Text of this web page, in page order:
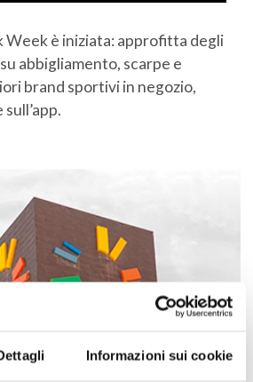
Informazioni sui cookie
Week è iniziata: approfitta degli
abbigliamento, scarpe e
brand sportivi in negozio,
sull’app.